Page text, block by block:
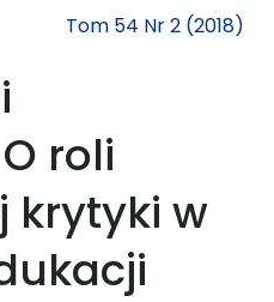
Tom 54 Nr 2 (2018)
roli
krytyki w